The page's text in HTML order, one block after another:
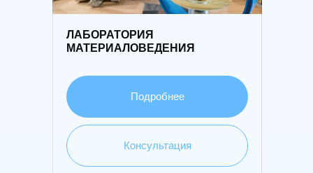
ЛАБОРАТОРИЯ
МАТЕРИАЛОВЕДЕНИЯ
Консультация
Подробнее